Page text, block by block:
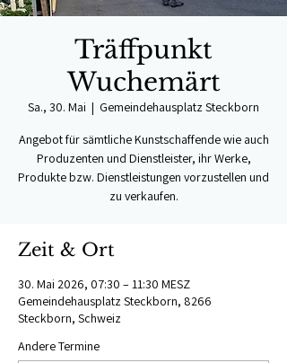
Träffpunkt
Wuchemärt
Sa., 30. Mai
  |
Gemeindehausplatz Steckborn
Angebot für sämtliche Kunstschaffende wie auch
Produzenten und Dienstleister, ihr Werke,
Produkte bzw. Dienstleistungen vorzustellen und
zu verkaufen.
Zeit & Ort
30. Mai 2026, 07:30 – 11:30 MESZ
Gemeindehausplatz Steckborn, 8266
Steckborn, Schweiz
Andere Termine